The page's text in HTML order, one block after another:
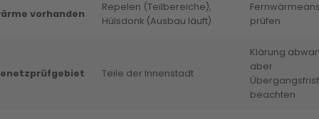
vorhanden
Repelen (Teilbereiche),
Hülsdonk (Ausbau läuft)
prüfen
Teile der Innenstadt
Klärung
aber
beachten